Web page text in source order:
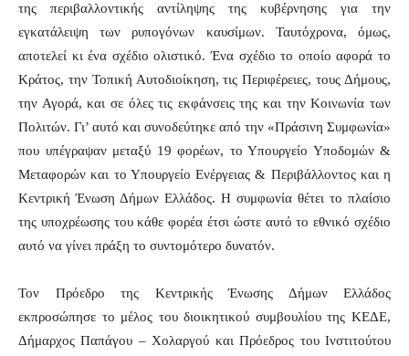
της περιβαλλοντικής αντίληψης της κυβέρνησης για την
εγκατάλειψη των ρυπογόνων καυσίμων. Ταυτόχρονα, όμως,
αποτελεί κι ένα σχέδιο ολιστικό. Ένα σχέδιο το οποίο αφορά το
Κράτος, την Τοπική Αυτοδιοίκηση, τις Περιφέρειες, τους Δήμους,
την Αγορά, και σε όλες τις εκφάνσεις της και την Κοινωνία των
Πολιτών. Γι’ αυτό και συνοδεύτηκε από την «Πράσινη Συμφωνία»
που υπέγραψαν μεταξύ 19 φορέων, το Υπουργείο Υποδομών &
Μεταφορών και το Υπουργείο Ενέργειας & Περιβάλλοντος και η
Κεντρική Ένωση Δήμων Ελλάδος. Η συμφωνία θέτει το πλαίσιο
της υποχρέωσης του κάθε φορέα έτσι ώστε αυτό το εθνικό σχέδιο
αυτό να γίνει πράξη το συντομότερο δυνατόν.
Τον Πρόεδρο της Κεντρικής Ένωσης Δήμων Ελλάδος
εκπροσώπησε το μέλος του διοικητικού συμβουλίου της ΚΕΔΕ,
Δήμαρχος Παπάγου – Χολαργού και Πρόεδρος του Ινστιτούτου